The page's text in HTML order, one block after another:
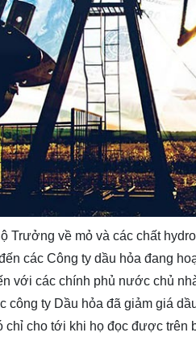
Trưởng về mỏ và các chất
các Công ty dầu hỏa đang
với các chính phủ nước chủ
công ty Dầu hỏa đã giảm giá
chỉ cho tới khi họ đọc được trên